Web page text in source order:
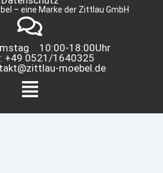
Menü
10:00-18:00Uhr
+49 0521/1640325
moebel.de
– eine Marke der Zittlau GmbH